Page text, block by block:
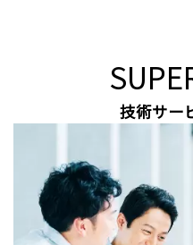
技術サー